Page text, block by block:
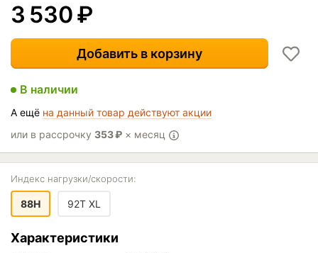
3 530₽
Добавить в корзину
В наличии
А ещё на данный товар действуют акции
или в рассрочку 353₽ × месяц
Индекс нагрузки/скорости:
88H 92T XL
Характеристики